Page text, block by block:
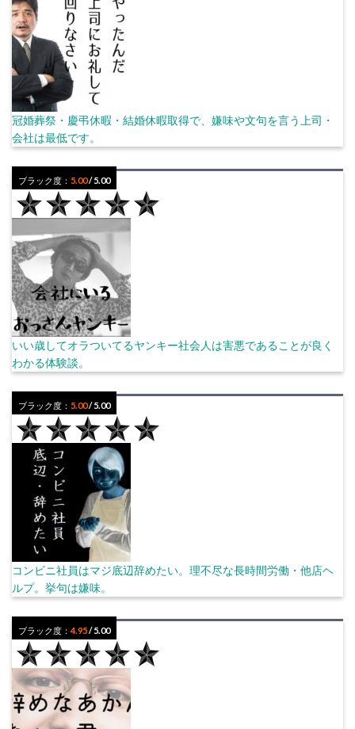
冠婚葬祭・慶弔休暇・結婚休暇取得で、嫌味や文句を言う上司・
会社は最低です。
ブラック度： 5.00/ 5.00
いい歳してオラついてるヤンキー社会人は害悪であることが良く
わかる体験談。
ブラック度： 5.00/ 5.00
コンビニ社員はマジ底辺辞めたい。理不尽な長時間労働・他店ヘ
ルプ。挙句は嫌味。
ブラック度：4.95/ 5.00